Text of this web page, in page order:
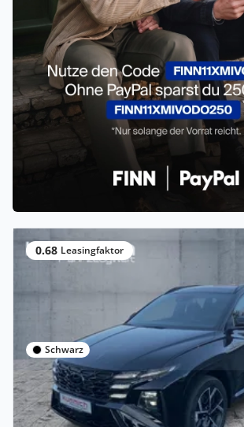
0.68 Leasingfaktor
Schwarz
Privat
Hyundai TUCSON PHEV N